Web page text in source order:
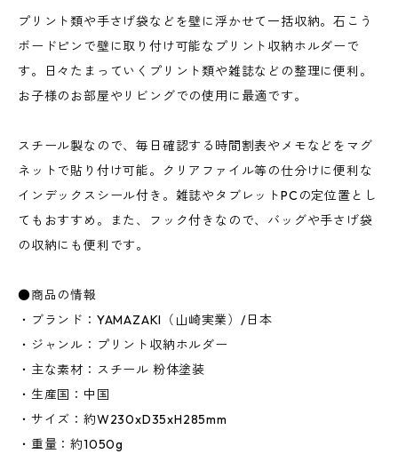
プリント類や手さげ袋などを壁に浮かせて一括収納。石こう
ボードピンで壁に取り付け可能なプリント収納ホルダーで
す。日々たまっていくプリント類や雑誌などの整理に便利。
お子様のお部屋やリビングでの使用に最適です。
スチール製なので、毎日確認する時間割表やメモなどをマグ
ネットで貼り付け可能。クリアファイル等の仕分けに便利な
インデックスシール付き。雑誌やタブレットPCの定位置とし
てもおすすめ。また、フック付きなので、バッグや手さげ袋
の収納にも便利です。
●商品の情報
・ブランド：YAMAZAKI（山崎実業）/日本
・ジャンル：プリント収納ホルダー
・主な素材：スチール 粉体塗装
・生産国：中国
・サイズ：約W230xD35xH285mm
・重量：約1050g